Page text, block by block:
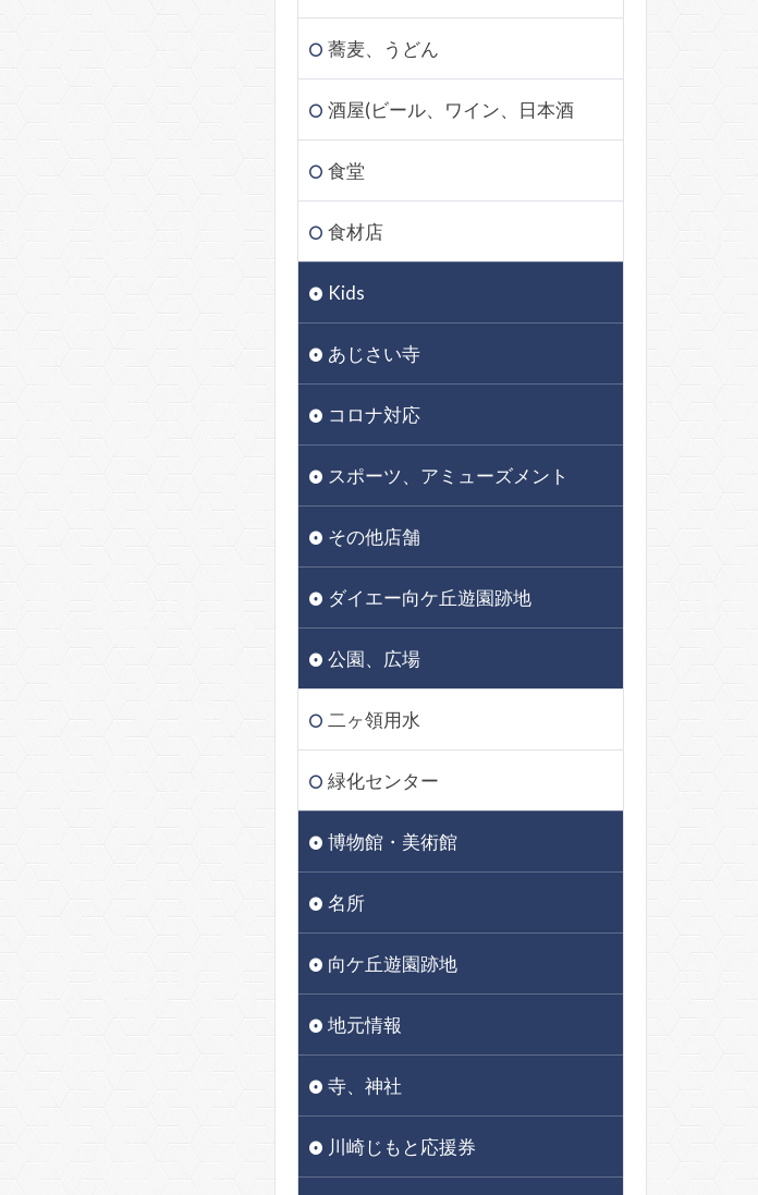
蕎麦、うどん
酒屋(ビール、ワイン、日本酒
食堂
食材店
Kids
あじさい寺
コロナ対応
スポーツ、アミューズメント
その他店舗
ダイエー向ケ丘遊園跡地
公園、広場
二ヶ領用水
緑化センター
博物館・美術館
名所
向ケ丘遊園跡地
地元情報
寺、神社
川崎じもと応援券